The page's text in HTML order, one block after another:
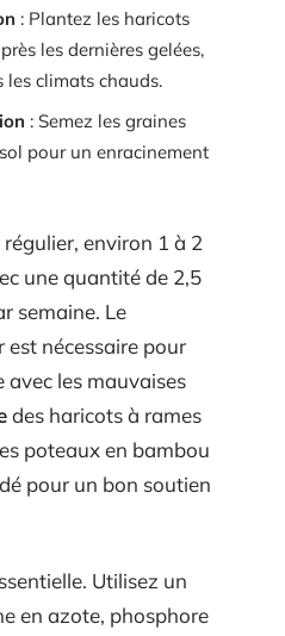
: Plantez les haricots
les dernières gelées,
climats chauds.
: Semez les graines
pour un enracinement
environ 1 à 2
une quantité de 2,5
semaine. Le
est nécessaire pour
avec les mauvaises
des haricots à rames
poteaux en bambou
pour un bon soutien
Utilisez un
en azote, phosphore